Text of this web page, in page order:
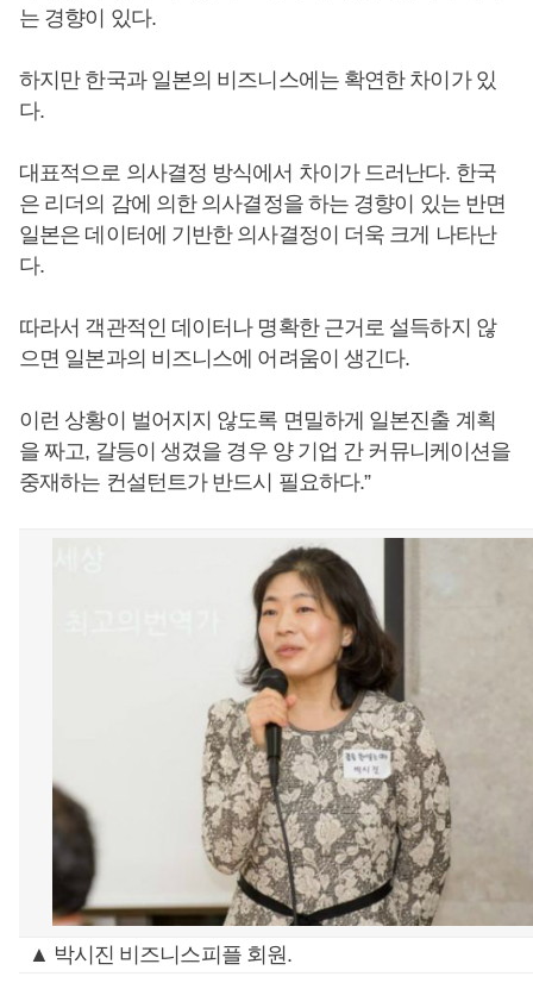
는 경향이 있다.
하지만 한국과 일본의 비즈니스에는 확연한 차이가 있
다.
대표적으로 의사결정 방식에서 차이가 드러난다. 한국
은 리더의 감에 의한 의사결정을 하는 경향이 있는 반면
일본은 데이터에 기반한 의사결정이 더욱 크게 나타난
다.
따라서 객관적인 데이터나 명확한 근거로 설득하지 않
으면 일본과의 비즈니스에 어려움이 생긴다.
이런 상황이 벌어지지 않도록 면밀하게 일본진출 계획
을 짜고, 갈등이 생겼을 경우 양 기업 간 커뮤니케이션을
중재하는 컨설턴트가 반드시 필요하다.”
▲ 박시진 비즈니스피플 회원.